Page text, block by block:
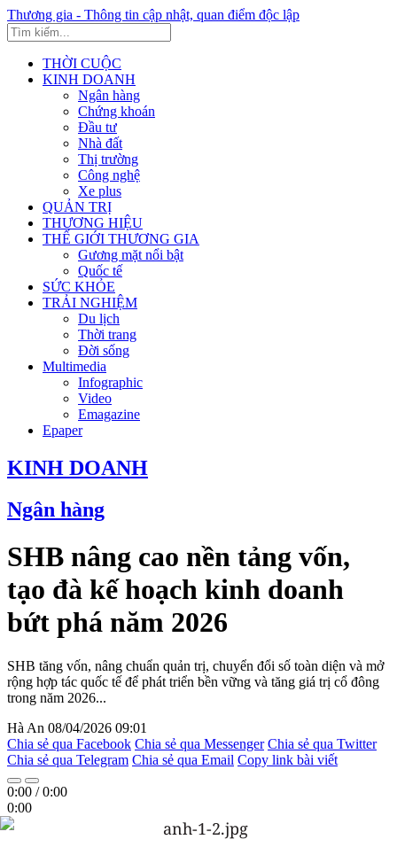
Thương gia - Thông tin cập nhật, quan điểm độc lập
THỜI CUỘC
KINH DOANH
Ngân hàng
Chứng khoán
Đầu tư
Nhà đất
Thị trường
Công nghệ
Xe plus
QUẢN TRỊ
THƯƠNG HIỆU
THẾ GIỚI THƯƠNG GIA
Gương mặt nổi bật
Quốc tế
SỨC KHỎE
TRẢI NGHIỆM
Du lịch
Thời trang
Đời sống
Multimedia
Infographic
Video
Emagazine
Epaper
KINH DOANH
Ngân hàng
SHB nâng cao nền tảng vốn,
tạo đà kế hoạch kinh doanh
bứt phá năm 2026
SHB tăng vốn, nâng chuẩn quản trị, chuyển đổi số toàn diện và mở
rộng hợp tác quốc tế để phát triển bền vững và tăng giá trị cổ đông
trong năm 2026...
Hà An 08/04/2026 09:01
Chia sẻ qua Facebook Chia sẻ qua Messenger Chia sẻ qua Twitter
Chia sẻ qua Telegram Chia sẻ qua Email Copy link bài viết
0:00 /0:00
0:00